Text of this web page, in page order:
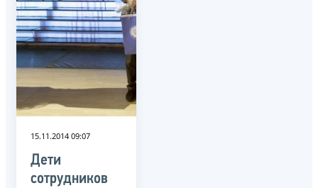
15.11.2014 09:07
Дети
сотрудников